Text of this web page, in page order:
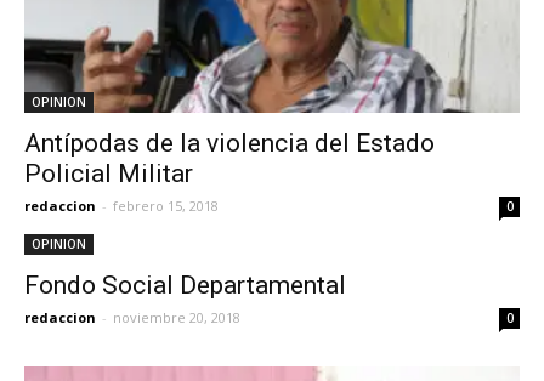
OPINION
Antípodas de la violencia del Estado
Policial Militar
redaccion - febrero 15, 2018 0
OPINION
Fondo Social Departamental
redaccion - noviembre 20, 2018 0